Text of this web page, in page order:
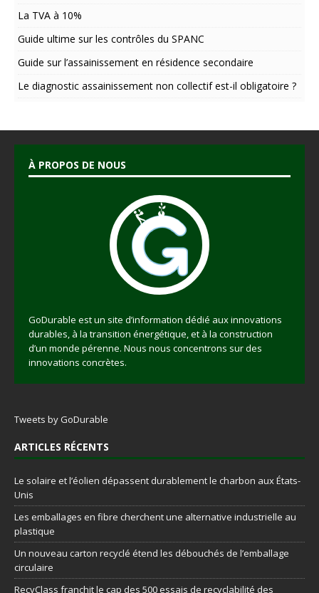
La TVA à 10%
Guide ultime sur les contrôles du SPANC
Guide sur l’assainissement en résidence secondaire
Le diagnostic assainissement non collectif est-il obligatoire ?
À PROPOS DE NOUS
GoDurable est un site d’information dédié aux innovations
durables, à la transition énergétique, et à la construction
d’un monde pérenne. Nous nous concentrons sur des
innovations concrètes.
Tweets by GoDurable
ARTICLES RÉCENTS
Le solaire et l’éolien dépassent durablement le charbon aux États-
Unis
Les emballages en fibre cherchent une alternative industrielle au
plastique
Un nouveau carton recyclé étend les débouchés de l’emballage
circulaire
RecyClass franchit le cap des 500 essais de recyclabilité des